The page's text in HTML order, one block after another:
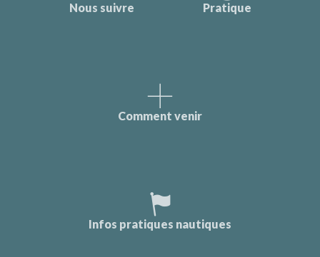
Nous suivre Pratique
Comment venir
Infos pratiques nautiques